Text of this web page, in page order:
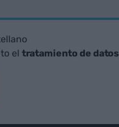
el tratamiento de datos